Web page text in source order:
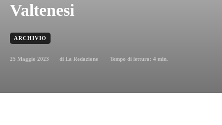
Valtenesi
ARCHIVIO
25 Maggio 2023 di La Redazione Tempo di lettura: 4 min.